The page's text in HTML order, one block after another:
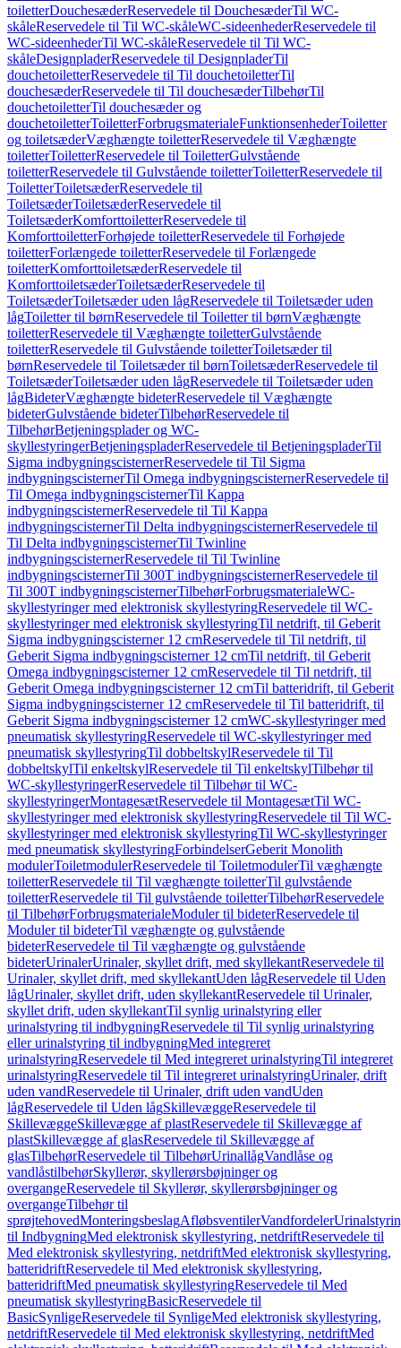
toiletterDouchesæderReservedele til DouchesæderTil WC-
skåleReservedele til Til WC-skåleWC-sideenhederReservedele til
WC-sideenhederTil WC-skåleReservedele til Til WC-
skåleDesignpladerReservedele til DesignpladerTil
douchetoiletterReservedele til Til douchetoiletterTil
douchesæderReservedele til Til douchesæderTilbehørTil
douchetoiletterTil douchesæder og
douchetoiletterToiletterForbrugsmaterialeFunktionsenhederToiletter
og toiletsæderVæghængte toiletterReservedele til Væghængte
toiletterToiletterReservedele til ToiletterGulvstående
toiletterReservedele til Gulvstående toiletterToiletterReservedele til
ToiletterToiletsæderReservedele til
ToiletsæderToiletsæderReservedele til
ToiletsæderKomforttoiletterReservedele til
KomforttoiletterForhøjede toiletterReservedele til Forhøjede
toiletterForlængede toiletterReservedele til Forlængede
toiletterKomforttoiletsæderReservedele til
KomforttoiletsæderToiletsæderReservedele til
ToiletsæderToiletsæder uden lågReservedele til Toiletsæder uden
lågToiletter til børnReservedele til Toiletter til børnVæghængte
toiletterReservedele til Væghængte toiletterGulvstående
toiletterReservedele til Gulvstående toiletterToiletsæder til
børnReservedele til Toiletsæder til børnToiletsæderReservedele til
ToiletsæderToiletsæder uden lågReservedele til Toiletsæder uden
lågBideterVæghængte bideterReservedele til Væghængte
bideterGulvstående bideterTilbehørReservedele til
TilbehørBetjeningsplader og WC-
skyllestyringerBetjeningspladerReservedele til BetjeningspladerTil
Sigma indbygningscisternerReservedele til Til Sigma
indbygningscisternerTil Omega indbygningscisternerReservedele til
Til Omega indbygningscisternerTil Kappa
indbygningscisternerReservedele til Til Kappa
indbygningscisternerTil Delta indbygningscisternerReservedele til
Til Delta indbygningscisternerTil Twinline
indbygningscisternerReservedele til Til Twinline
indbygningscisternerTil 300T indbygningscisternerReservedele til
Til 300T indbygningscisternerTilbehørForbrugsmaterialeWC-
skyllestyringer med elektronisk skyllestyringReservedele til WC-
skyllestyringer med elektronisk skyllestyringTil netdrift, til Geberit
Sigma indbygningscisterner 12 cmReservedele til Til netdrift, til
Geberit Sigma indbygningscisterner 12 cmTil netdrift, til Geberit
Omega indbygningscisterner 12 cmReservedele til Til netdrift, til
Geberit Omega indbygningscisterner 12 cmTil batteridrift, til Geberit
Sigma indbygningscisterner 12 cmReservedele til Til batteridrift, til
Geberit Sigma indbygningscisterner 12 cmWC-skyllestyringer med
pneumatisk skyllestyringReservedele til WC-skyllestyringer med
pneumatisk skyllestyringTil dobbeltskylReservedele til Til
dobbeltskylTil enkeltskylReservedele til Til enkeltskylTilbehør til
WC-skyllestyringerReservedele til Tilbehør til WC-
skyllestyringerMontagesætReservedele til MontagesætTil WC-
skyllestyringer med elektronisk skyllestyringReservedele til Til WC-
skyllestyringer med elektronisk skyllestyringTil WC-skyllestyringer
med pneumatisk skyllestyringForbindelserGeberit Monolith
modulerToiletmodulerReservedele til ToiletmodulerTil væghængte
toiletterReservedele til Til væghængte toiletterTil gulvstående
toiletterReservedele til Til gulvstående toiletterTilbehørReservedele
til TilbehørForbrugsmaterialeModuler til bideterReservedele til
Moduler til bideterTil væghængte og gulvstående
bideterReservedele til Til væghængte og gulvstående
bideterUrinalerUrinaler, skyllet drift, med skyllekantReservedele til
Urinaler, skyllet drift, med skyllekantUden lågReservedele til Uden
lågUrinaler, skyllet drift, uden skyllekantReservedele til Urinaler,
skyllet drift, uden skyllekantTil synlig urinalstyring eller
urinalstyring til indbygningReservedele til Til synlig urinalstyring
eller urinalstyring til indbygningMed integreret
urinalstyringReservedele til Med integreret urinalstyringTil integreret
urinalstyringReservedele til Til integreret urinalstyringUrinaler, drift
uden vandReservedele til Urinaler, drift uden vandUden
lågReservedele til Uden lågSkillevæggeReservedele til
SkillevæggeSkillevægge af plastReservedele til Skillevægge af
plastSkillevægge af glasReservedele til Skillevægge af
glasTilbehørReservedele til TilbehørUrinallågVandlåse og
vandlåstilbehørSkyllerør, skyllerørsbøjninger og
overgangeReservedele til Skyllerør, skyllerørsbøjninger og
overgangeTilbehør til
sprøjtehovedMonteringsbeslagAfløbsventilerVandfordeler
til IndbygningMed elektronisk skyllestyring, netdriftReservedele til
Med elektronisk skyllestyring, netdriftMed elektronisk skyllestyring,
batteridriftReservedele til Med elektronisk skyllestyring,
batteridriftMed pneumatisk skyllestyringReservedele til Med
pneumatisk skyllestyringBasicReservedele til
BasicSynligeReservedele til SynligeMed elektronisk skyllestyring,
netdriftReservedele til Med elektronisk skyllestyring, netdriftMed